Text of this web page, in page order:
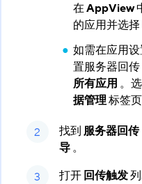
在AppView
的应用并选择
如需在应用
置服务器回
所有应用 。
据管理标签页
找到服务器回传
导​ 。
打开 回传触发